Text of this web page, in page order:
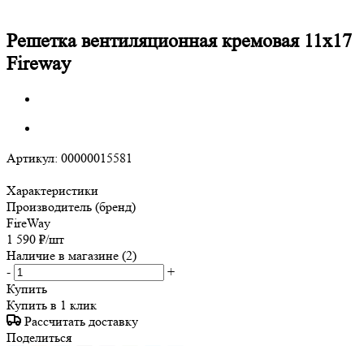
Решетка вентиляционная кремовая 11х17
Fireway
Артикул: 00000015581
Характеристики
Производитель (бренд)
FireWay
1 590 ₽/шт
Наличие в магазине (2)
-
+
Купить
Купить в 1 клик
Рассчитать доставку
Поделиться